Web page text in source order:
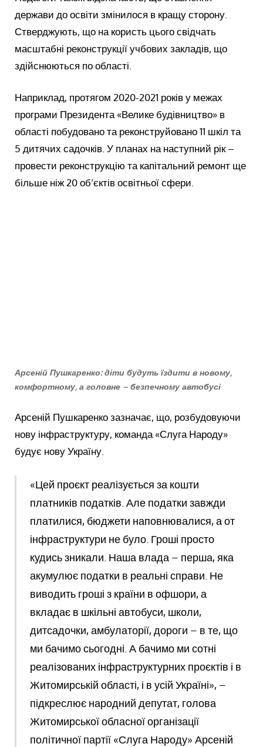
держави до освіти змінилося в кращу сторону.
Стверджують, що на користь цього свідчать
масштабні реконструкції учбових закладів, що
здійснюються по області.
Наприклад, протягом 2020-2021 років у межах
програми Президента «Велике будівництво» в
області побудовано та реконструйовано 11 шкіл та
5 дитячих садочків. У планах на наступний рік –
провести реконструкцію та капітальний ремонт ще
більше ніж 20 об’єктів освітньої сфери.
Арсеній Пушкаренко: діти будуть їздити в новому,
комфортному, а головне – безпечному автобусі
Арсеній Пушкаренко зазначає, що, розбудовуючи
нову інфраструктуру, команда «Слуга Народу»
будує нову Україну.
«Цей проєкт реалізується за кошти
платників податків. Але податки завжди
платилися, бюджети наповнювалися, а от
інфраструктури не було. Гроші просто
кудись зникали. Наша влада – перша, яка
акумулює податки в реальні справи. Не
виводить гроші з країни в офшори, а
вкладає в шкільні автобуси, школи,
дитсадочки, амбулаторії, дороги – в те, що
ми бачимо сьогодні. А бачимо ми сотні
реалізованих інфраструктурних проєктів і в
Житомирській області, і в усій Україні», –
підкреслює народний депутат, голова
Житомирської обласної організації
політичної партії «Слуга Народу» Арсеній